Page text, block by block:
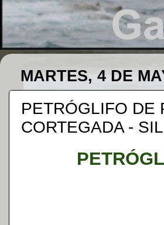
MARTES, 4 DE
PETRÓGLIFO DE
CORTEGADA -